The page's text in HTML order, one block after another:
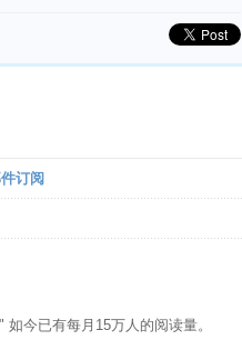
订阅
如今已有每月15万人的阅读量。